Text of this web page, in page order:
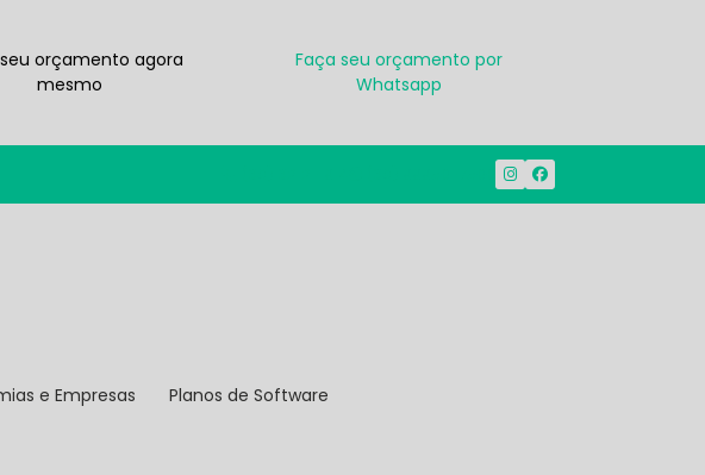
orçamento agora
mesmo
Faça seu orçamento por
Whatsapp
e Empresas Planos de Software